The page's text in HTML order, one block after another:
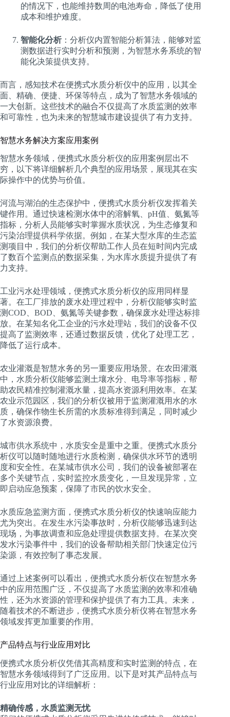
的情况下，也能维持数周的电池寿命，降低了使用
成本和维护难度。
智能化分析：分析仪内置智能分析算法，能够对监
测数据进行实时分析和预测，为智慧水务系统的智
能化决策提供支持。
而言，感知技术在便携式水质分析仪中的应用，以其全
面、精确、便捷、环保等特点，成为了智慧水务领域的
一大创新。这些技术的融合不仅提高了水质监测的效率
和可靠性，也为未来的智慧城市建设提供了有力支持。
智慧水务解决方案应用案例
智慧水务领域，便携式水质分析仪的应用案例层出不
穷，以下将详细解析几个典型的应用场景，展现其在实
际操作中的优势与价值。
河流与湖泊的生态保护中，便携式水质分析仪发挥着关
键作用。通过快速检测水体中的溶解氧、pH值、氨氮等
指标，分析人员能够实时掌握水质状况，为生态修复和
污染治理提供科学依据。例如，在某大型水库的生态监
测项目中，我们的分析仪帮助工作人员在短时间内完成
了数百个监测点的数据采集，为水库水质提升提供了有
力支持。
工业污水处理领域，便携式水质分析仪的应用同样显
著。在工厂排放的废水处理过程中，分析仪能够实时监
测COD、BOD、氨氮等关键参数，确保废水处理达标排
放。在某知名化工企业的污水处理站，我们的设备不仅
提高了监测效率，还通过数据反馈，优化了处理工艺，
降低了运行成本。
农业灌溉是智慧水务的另一重要应用场景。在农田灌溉
中，水质分析仪能够监测土壤水分、电导率等指标，帮
助农民精准控制灌溉水量，提高水资源利用效率。在某
农业示范园区，我们的分析仪被用于监测灌溉用水的水
质，确保作物生长所需的水质标准得到满足，同时减少
了水资源浪费。
城市供水系统中，水质安全是重中之重。便携式水质分
析仪可以随时随地进行水质检测，确保供水环节的透明
度和安全性。在某城市供水公司，我们的设备被部署在
多个关键节点，实时监控水质变化，一旦发现异常，立
即启动应急预案，保障了市民的饮水安全。
水质应急监测方面，便携式水质分析仪的快速响应能力
尤为突出。在发生水污染事故时，分析仪能够迅速到达
现场，为事故调查和应急处理提供数据支持。在某次突
发水污染事件中，我们的设备帮助相关部门快速定位污
染源，有效控制了事态发展。
通过上述案例可以看出，便携式水质分析仪在智慧水务
中的应用范围广泛，不仅提高了水质监测的效率和准确
性，还为水资源的管理和保护提供了有力工具。未来，
随着技术的不断进步，便携式水质分析仪将在智慧水务
领域发挥更加重要的作用。
产品特点与行业应用对比
便携式水质分析仪凭借其高精度和实时监测的特点，在
智慧水务领域得到了广泛应用。以下是对其产品特点与
行业应用对比的详细解析：
精确传感，水质监测无忧